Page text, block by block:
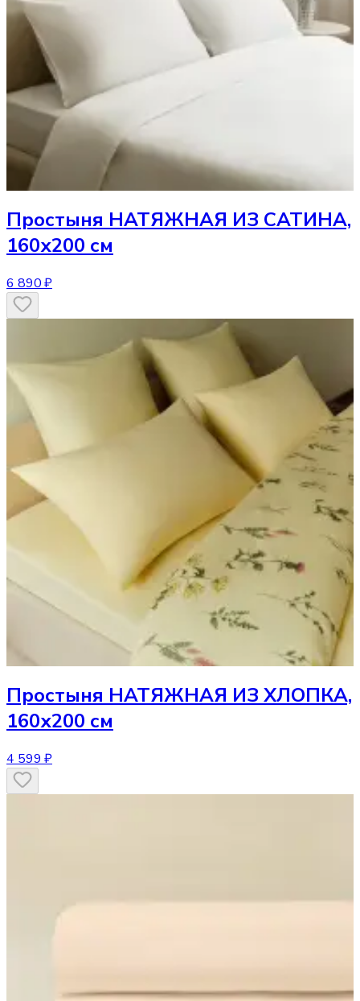
Простыня НАТЯЖНАЯ ИЗ САТИНА,
160х200 см
6 890 ₽
Простыня НАТЯЖНАЯ ИЗ ХЛОПКА,
160х200 см
4 599 ₽